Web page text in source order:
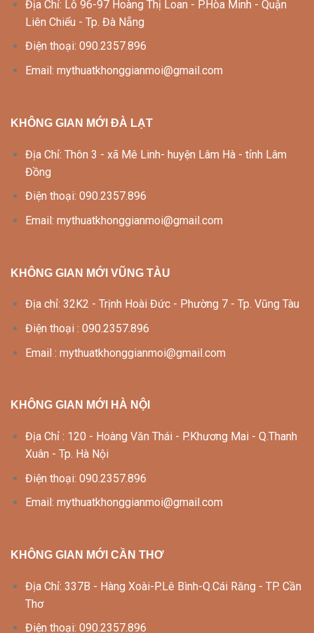
Địa Chỉ: Lô 96-97 Hoàng Thị Loan - P.Hòa Minh - Quận
Liên Chiểu - Tp. Đà Nẵng
Điện thoại: 090.2357.896
Email: mythuatkhonggianmoi@gmail.com
KHÔNG GIAN MỚI ĐÀ LẠT
Địa Chỉ: Thôn 3 - xã Mê Linh- huyện Lâm Hà - tỉnh Lâm
Đồng
Điện thoại: 090.2357.896
Email: mythuatkhonggianmoi@gmail.com
KHÔNG GIAN MỚI VŨNG TÀU
Địa chỉ: 32K2 - Trịnh Hoài Đức - Phường 7 - Tp. Vũng Tàu
Điện thoại : 090.2357.896
Email : mythuatkhonggianmoi@gmail.com
KHÔNG GIAN MỚI HÀ NỘI
Địa Chỉ : 120 - Hoàng Văn Thái - P.Khương Mai - Q.Thanh
Xuân - Tp. Hà Nội
Điện thoại: 090.2357.896
Email: mythuatkhonggianmoi@gmail.com
KHÔNG GIAN MỚI CẦN THƠ
Địa Chỉ: 337B - Hàng Xoài-P.Lê Bình-Q.Cái Răng - TP. Cần
Thơ
Điện thoại: 090.2357.896